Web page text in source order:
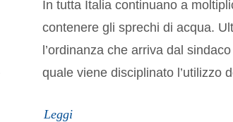
In tutta Italia continuano a
contenere gli sprechi di acqua.
l’ordinanza che arriva dal
quale viene disciplinato l’utilizzo
Leggi